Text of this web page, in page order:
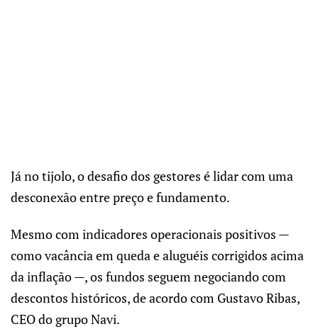
Já no tijolo, o desafio dos gestores é lidar com uma
desconexão entre preço e fundamento.
Mesmo com indicadores operacionais positivos —
como vacância em queda e aluguéis corrigidos acima
da inflação —, os fundos seguem negociando com
descontos históricos, de acordo com Gustavo Ribas,
CEO do grupo Navi.